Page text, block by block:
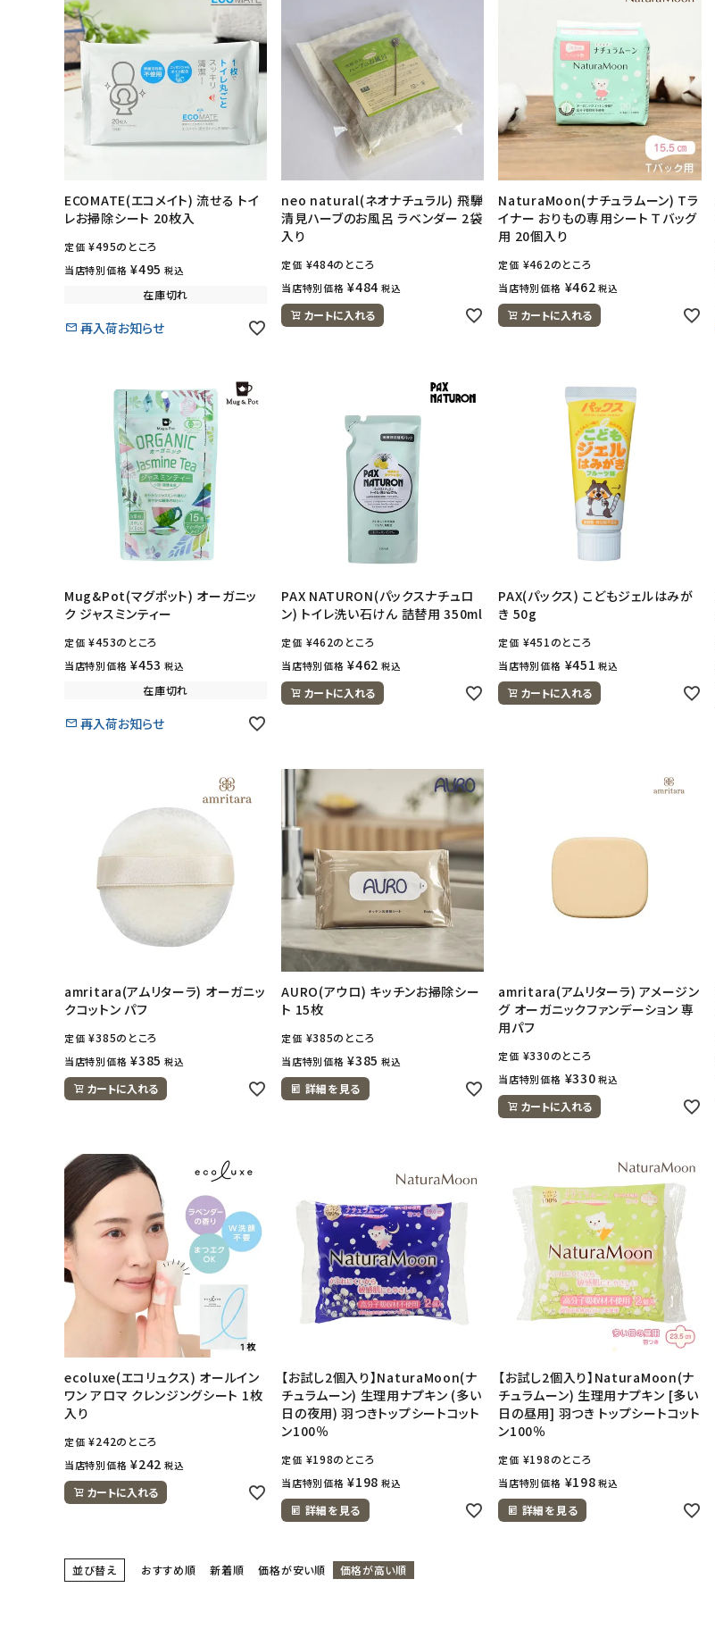
ECOMATE(エコメイト) 流せる トイ
レお掃除シート 20枚入
定価 ¥495のところ
当店特別価格 ¥495 税込
在庫切れ
再入荷お知らせ
neo natural(ネオナチュラル) 飛騨
清見ハーブのお風呂 ラベンダー 2袋
入り
定価 ¥484のところ
当店特別価格 ¥484 税込
カートに入れる
NaturaMoon(ナチュラムーン) Tラ
イナー おりもの専用シート Ｔバッグ
用 20個入り
定価 ¥462のところ
当店特別価格 ¥462 税込
カートに入れる
Mug&Pot(マグポット) オーガニッ
ク ジャスミンティー
定価 ¥453のところ
当店特別価格 ¥453 税込
在庫切れ
再入荷お知らせ
PAX NATURON(パックスナチュロ
ン) トイレ洗い石けん 詰替用 350ml
定価 ¥462のところ
当店特別価格 ¥462 税込
カートに入れる
PAX(パックス) こどもジェルはみが
き 50g
定価 ¥451のところ
当店特別価格 ¥451 税込
カートに入れる
amritara(アムリターラ) オーガニッ
クコットン パフ
定価 ¥385のところ
当店特別価格 ¥385 税込
カートに入れる
AURO(アウロ) キッチンお掃除シー
ト 15枚
定価 ¥385のところ
当店特別価格 ¥385 税込
詳細を見る
amritara(アムリターラ) アメージン
グ オーガニックファンデーション 専
用パフ
定価 ¥330のところ
当店特別価格 ¥330 税込
カートに入れる
ecoluxe(エコリュクス) オールイン
ワン アロマ クレンジングシート 1枚
入り
定価 ¥242のところ
当店特別価格 ¥242 税込
カートに入れる
【お試し2個入り】NaturaMoon(ナ
チュラムーン) 生理用ナプキン (多い
日の夜用) 羽つきトップシートコット
ン100％
定価 ¥198のところ
当店特別価格 ¥198 税込
詳細を見る
【お試し2個入り】NaturaMoon(ナ
チュラムーン) 生理用ナプキン [多い
日の昼用] 羽つき トップシートコット
ン100％
定価 ¥198のところ
当店特別価格 ¥198 税込
詳細を見る
並び替え おすすめ順 新着順 価格が安い順 価格が高い順